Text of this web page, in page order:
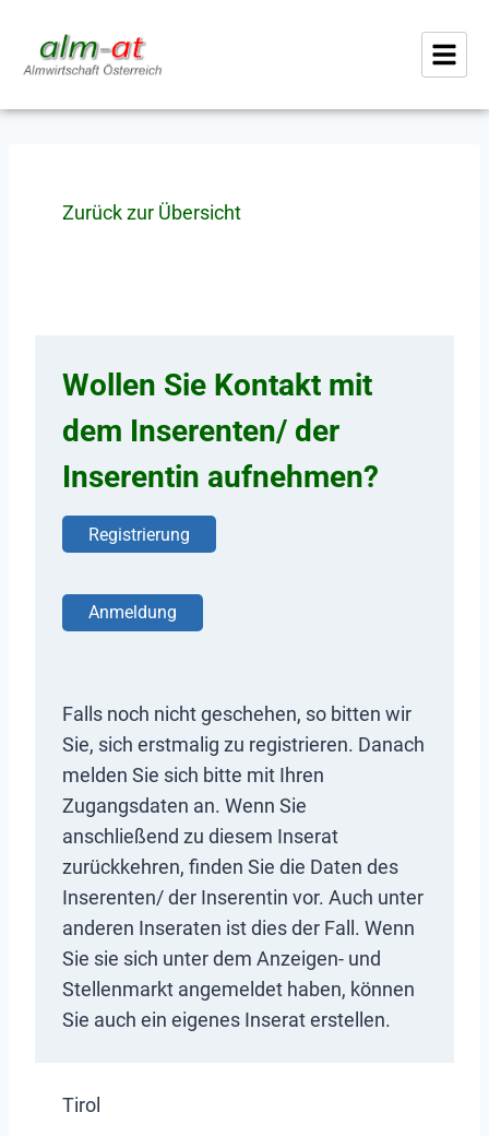
Zurück zur Übersicht
Wollen Sie Kontakt mit
dem Inserenten/ der
Inserentin aufnehmen?
Registrierung
Anmeldung
Falls noch nicht geschehen, so bitten wir
Sie, sich erstmalig zu registrieren. Danach
melden Sie sich bitte mit Ihren
Zugangsdaten an. Wenn Sie
anschließend zu diesem Inserat
zurückkehren, finden Sie die Daten des
Inserenten/ der Inserentin vor. Auch unter
anderen Inseraten ist dies der Fall. Wenn
Sie sie sich unter dem Anzeigen- und
Stellenmarkt angemeldet haben, können
Sie auch ein eigenes Inserat erstellen.
Tirol